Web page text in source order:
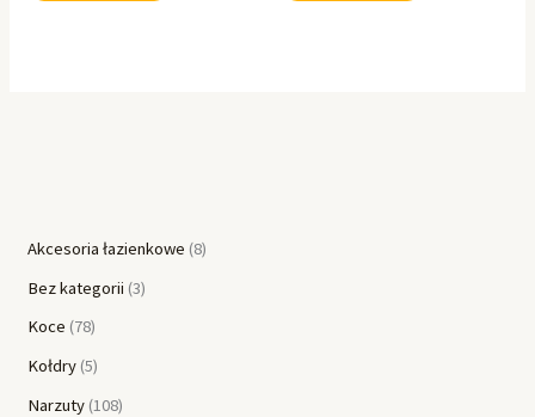
Akcesoria łazienkowe 8
Bez kategorii 3
Koce 78
Kołdry 5
Narzuty 108